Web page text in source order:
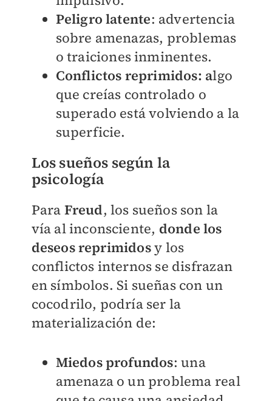
Peligro latente: advertencia
sobre amenazas, problemas
o traiciones inminentes.
Conflictos reprimidos: algo
que creías controlado o
superado está volviendo a la
superficie.
Los sueños según la
psicología
Para Freud, los sueños son la
vía al inconsciente, donde los
deseos reprimidosy los
conflictos internos se disfrazan
en símbolos. Si sueñas con un
cocodrilo, podría ser la
materialización de:
Miedos profundos: una
amenaza o un problema real